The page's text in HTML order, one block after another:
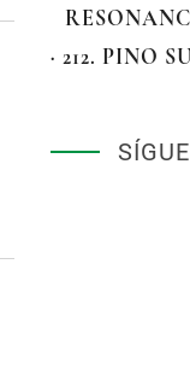
· 212. PINO